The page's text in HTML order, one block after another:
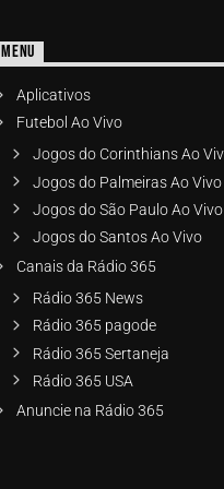
MENU
Aplicativos
Futebol Ao Vivo
Jogos do Corinthians Ao
Jogos do Palmeiras Ao Vivo
Jogos do São Paulo Ao Vivo
Jogos do Santos Ao Vivo
Canais da Rádio 365
Rádio 365 News
Rádio 365 pagode
Rádio 365 Sertaneja
Rádio 365 USA
Anuncie na Rádio 365